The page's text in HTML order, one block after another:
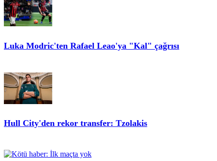
Luka Modric'ten Rafael Leao'ya "Kal" çağrısı
Hull City'den rekor transfer: Tzolakis